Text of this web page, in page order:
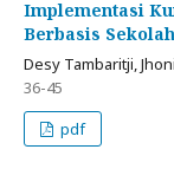
Implementasi
Berbasis
Desy Tambaritji,
36-45
pdf